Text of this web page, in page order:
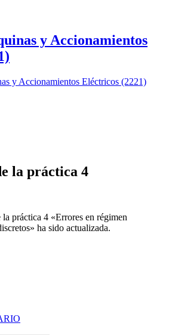
y Accionamientos
y Accionamientos Eléctricos (2221)
la práctica 4
práctica 4 «Errores en régimen
ha sido actualizada.